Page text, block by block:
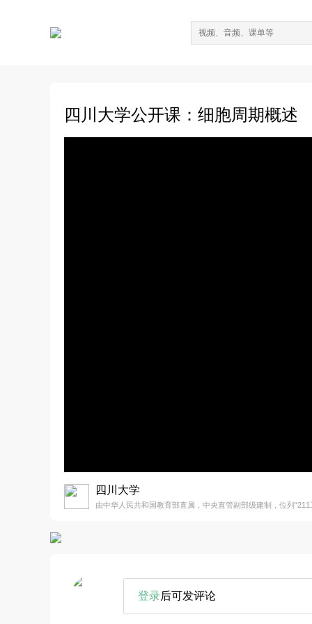
四川大学公开课：细胞周期概述
四川大学
由中华人民共和国教育部直属，中央直管副部级建制，位列“211
登录后可发评论